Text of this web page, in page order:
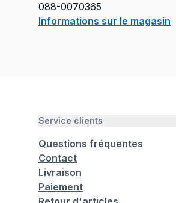
088-0070365
Informations sur le magasin
Service clients
Questions fréquentes
Contact
Livraison
Paiement